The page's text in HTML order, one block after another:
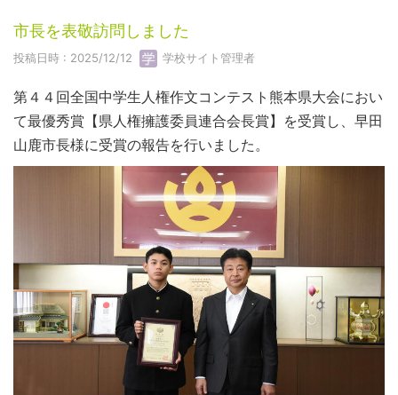
市長を表敬訪問しました
投稿日時 : 2025/12/12 学校サイト管理者
第４４回全国中学生人権作文コンテスト熊本県大会におい
て最優秀賞【県人権擁護委員連合会長賞】を受賞し、早田
山鹿市長様に受賞の報告を行いました。